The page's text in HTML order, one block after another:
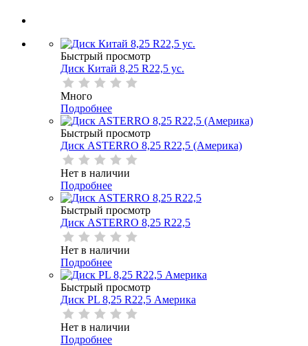
Быстрый просмотр
Диск Китай 8,25 R22,5 ус.
Много
Подробнее
Быстрый просмотр
Диск ASTERRO 8,25 R22,5 (Америка)
Нет в наличии
Подробнее
Быстрый просмотр
Диск ASTERRO 8,25 R22,5
Нет в наличии
Подробнее
Быстрый просмотр
Диск PL 8,25 R22,5 Америка
Нет в наличии
Подробнее